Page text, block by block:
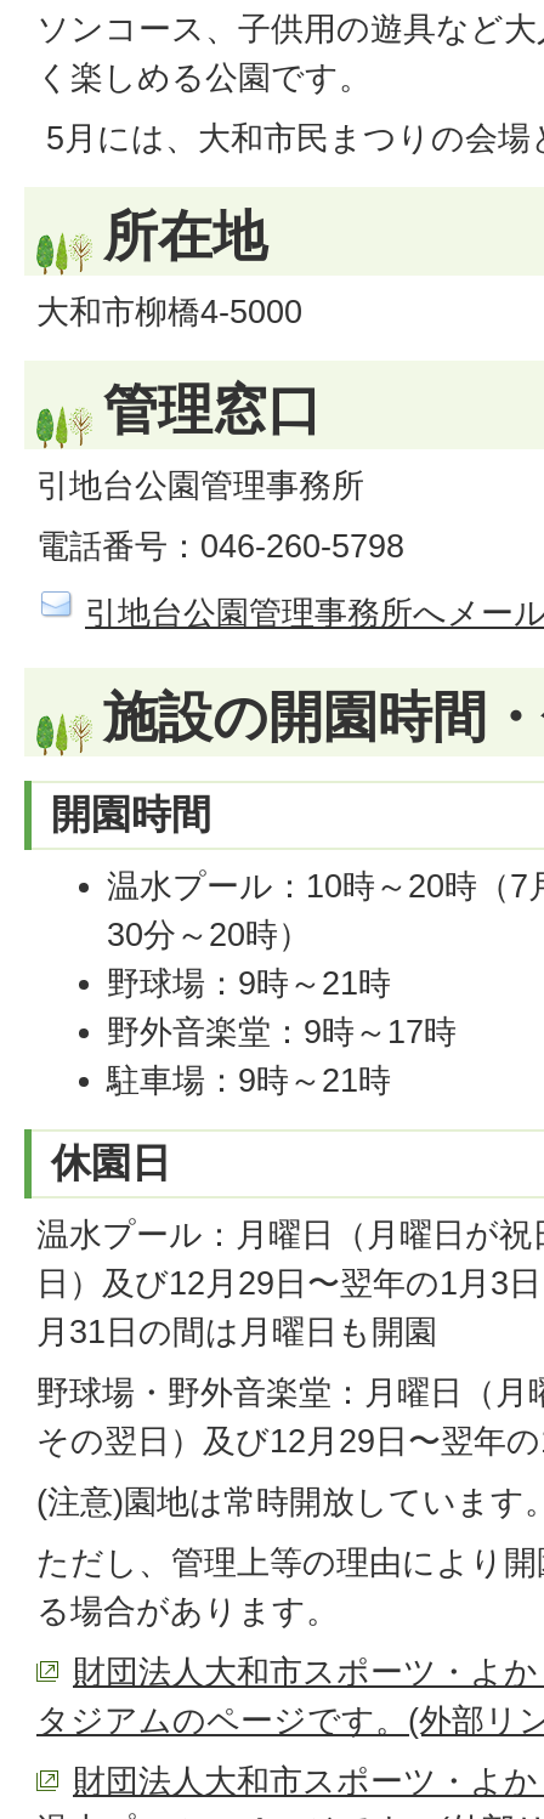
ソンコース、子供用の遊具など
く楽しめる公園です。
5月には、大和市民まつりの会
所在地
大和市柳橋4-5000
管理窓口
引地台公園管理事務所
電話番号：046-260-5798
引地台公園管理事務所へメー
施設の開園時間
開園時間
温水プール：10時～20時（7
30分～20時）
野球場：9時～21時
野外音楽堂：9時～17時
駐車場：9時～21時
休園日
温水プール：月曜日（月曜日が
日）及び12月29日〜翌年の1月3
月31日の間は月曜日も開園
野球場・野外音楽堂：月曜日（
その翌日）及び12月29日〜翌年
(注意)園地は常時開放しています
ただし、管理上等の理由により
る場合があります。
財団法人大和市スポーツ・よ
タジアムのページです。(外部リ
財団法人大和市スポーツ・よ